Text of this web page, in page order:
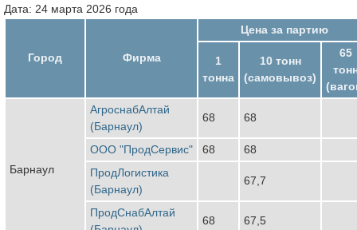
Дата: 24 марта 2026 года
Город Фирма
Цена за партию
1
тонна
10 тонн
(самовывоз)
65
Барнаул
АгроснабАлтай
(Барнаул)
68 68
ООО "ПродСервис" 68
68
ПродЛогистика
(Барнаул)
67,7
ПродСнабАлтай
68 67,5